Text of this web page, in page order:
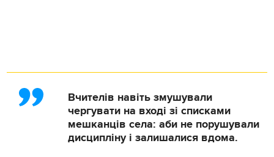
Вчителів навіть змушували
чергувати на вході зі списками
мешканців села: аби не порушували
дисципліну і залишалися вдома.